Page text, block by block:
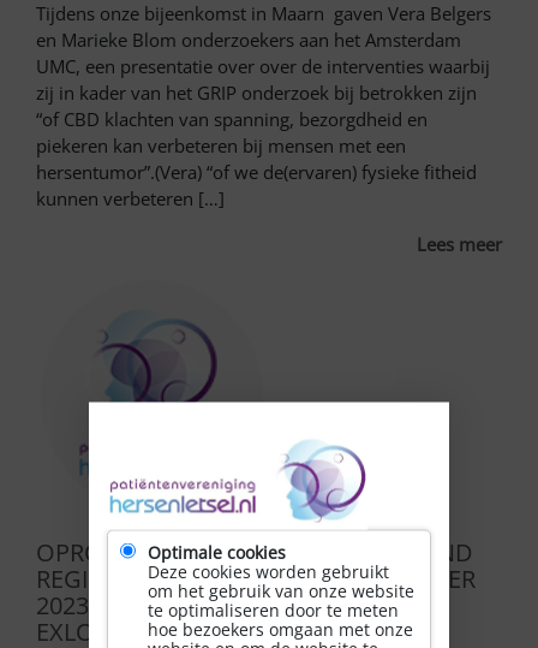
Tijdens onze bijeenkomst in Maarn gaven Vera Belgers
en Marieke Blom onderzoekers aan het Amsterdam
UMC, een presentatie over over de interventies waarbij
zij in kader van het GRIP onderzoek bij betrokken zijn
“of CBD klachten van spanning, bezorgdheid en
piekeren kan verbeteren bij mensen met een
hersentumor”.(Vera) “of we de(ervaren) fysieke fitheid
kunnen verbeteren […]
Lees meer
OPROEP ZELFMANAGEMENT WEEKEND
REGIO NOORD OP 3, 4 en 5 NOVEMBER
2023 IN HOTEL DE HUNZEBERGEN IN
EXLOO!
Optimale cookies
Deze cookies worden gebruikt
om het gebruik van onze website
te optimaliseren door te meten
hoe bezoekers omgaan met onze